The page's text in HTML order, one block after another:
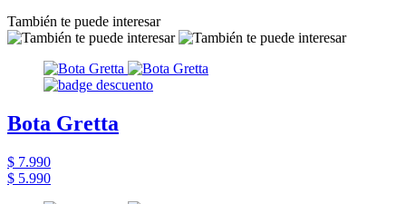
También te puede interesar
Bota Gretta
$ 7.990
$ 5.990